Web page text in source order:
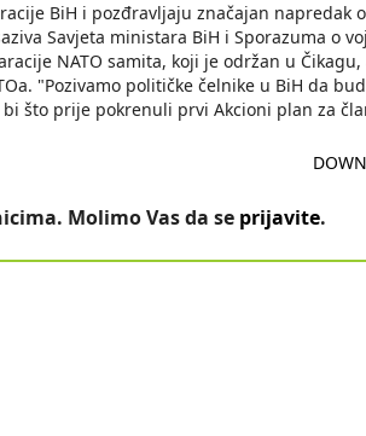
BiH i pozđravljaju značajan napredak
Savjeta ministara BiH i Sporazuma o
NATO samita, koji je održan u
"Pozivamo političke čelnike u BiH da
što prije pokrenuli prvi Akcioni plan za
Molimo Vas da se prijavite.